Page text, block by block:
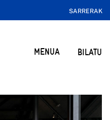
SARRERAK
MENUA BILATU